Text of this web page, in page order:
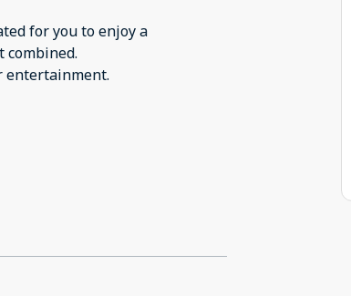
for you to enjoy a
combined.
entertainment.